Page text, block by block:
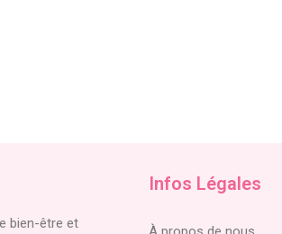
bien-être et
Infos Légales